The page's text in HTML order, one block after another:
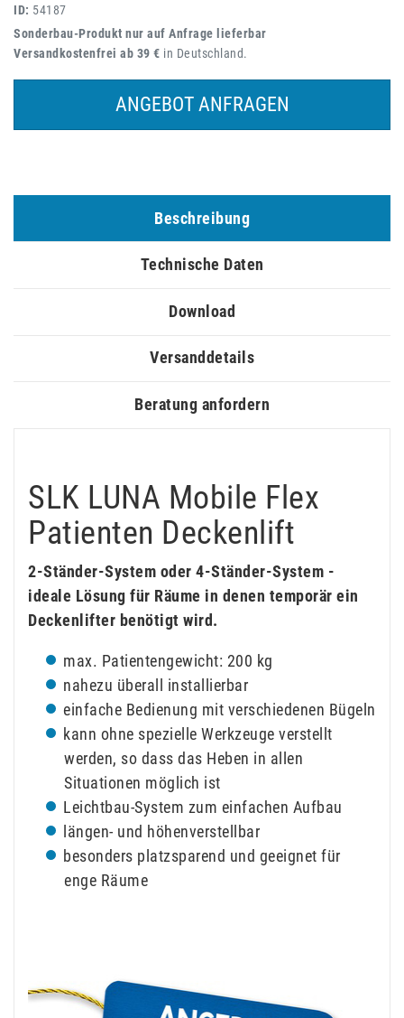
ID: 54187
Sonderbau-Produkt nur auf Anfrage lieferbar
Versandkostenfrei ab 39 € in Deutschland.
ANGEBOT ANFRAGEN
Beschreibung
Technische Daten
Download
Versanddetails
Beratung anfordern
SLK LUNA Mobile Flex
Patienten Deckenlift
2-Ständer-System oder 4-Ständer-System -
ideale Lösung für Räume in denen temporär ein
Deckenlifter benötigt wird.
max. Patientengewicht: 200 kg
nahezu überall installierbar
einfache Bedienung mit verschiedenen Bügeln
kann ohne spezielle Werkzeuge verstellt
werden, so dass das Heben in allen
Situationen möglich ist
Leichtbau-System zum einfachen Aufbau
längen- und höhenverstellbar
besonders platzsparend und geeignet für
enge Räume